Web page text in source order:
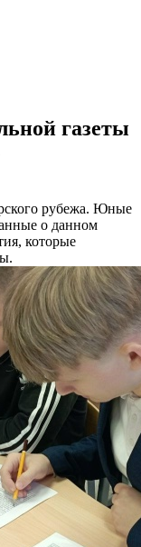
газеты
рубежа. Юные
о данном
которые